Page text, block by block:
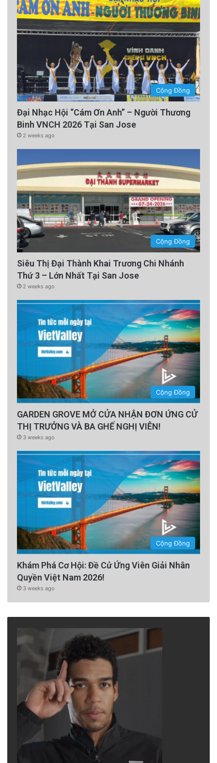
Cộng Đồng
Đại Nhạc Hội “Cám Ơn Anh” – Người Thương
Binh VNCH 2026 Tại San Jose
2 weeks ago
Cộng Đồng
Siêu Thị Đại Thành Khai Trương Chi Nhánh
Thứ 3 – Lớn Nhất Tại San Jose
2 weeks ago
Cộng Đồng
GARDEN GROVE MỞ CỬA NHẬN ĐƠN ỨNG CỬ
THỊ TRƯỞNG VÀ BA GHẾ NGHỊ VIÊN!
3 weeks ago
Cộng Đồng
Khám Phá Cơ Hội: Đề Cử Ứng Viên Giải Nhân
Quyền Việt Nam 2026!
3 weeks ago